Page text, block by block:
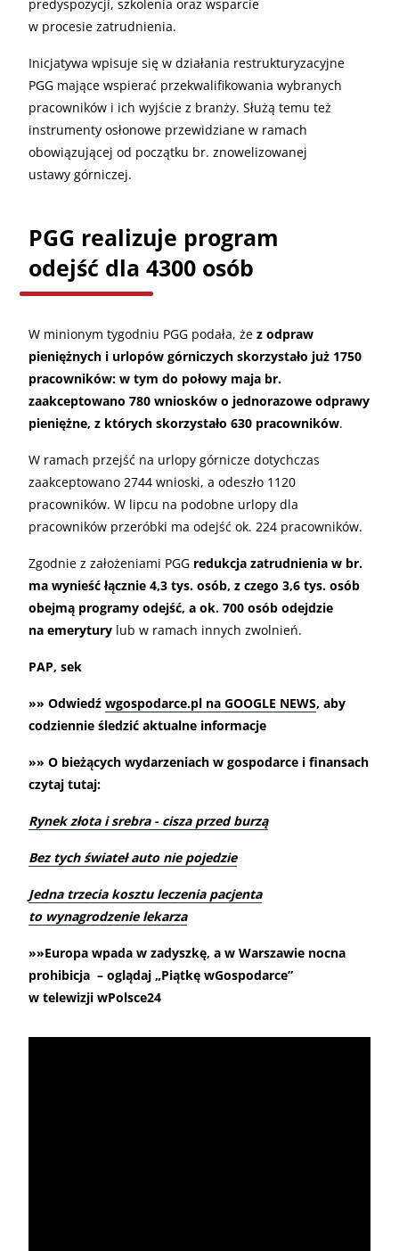
predyspozycji, szkolenia oraz wsparcie
w procesie zatrudnienia.
Inicjatywa wpisuje się w działania restrukturyzacyjne
PGG mające wspierać przekwalifikowania wybranych
pracowników i ich wyjście z branży. Służą temu też
instrumenty osłonowe przewidziane w ramach
obowiązującej od początku br. znowelizowanej
ustawy górniczej.
PGG realizuje program
odejść dla 4300 osób
W minionym tygodniu PGG podała, że z odpraw
pieniężnych i urlopów górniczych skorzystało już 1750
pracowników: w tym do połowy maja br.
zaakceptowano 780 wniosków o jednorazowe odprawy
pieniężne, z których skorzystało 630 pracowników.
W ramach przejść na urlopy górnicze dotychczas
zaakceptowano 2744 wnioski, a odeszło 1120
pracowników. W lipcu na podobne urlopy dla
pracowników przeróbki ma odejść ok. 224 pracowników.
Zgodnie z założeniami PGG redukcja zatrudnienia w br.
ma wynieść łącznie 4,3 tys. osób, z czego 3,6 tys. osób
obejmą programy odejść, a ok. 700 osób odejdzie
na emerytury lub w ramach innych zwolnień.
PAP, sek
»» Odwiedź wgospodarce.pl na GOOGLE NEWS, aby
codziennie śledzić aktualne informacje
»» O bieżących wydarzeniach w gospodarce i finansach
czytaj tutaj:
Rynek złota i srebra - cisza przed burzą
Bez tych świateł auto nie pojedzie
Jedna trzecia kosztu leczenia pacjenta
to wynagrodzenie lekarza
»»Europa wpada w zadyszkę, a w Warszawie nocna
prohibicja – oglądaj „Piątkę wGospodarce”
w telewizji wPolsce24